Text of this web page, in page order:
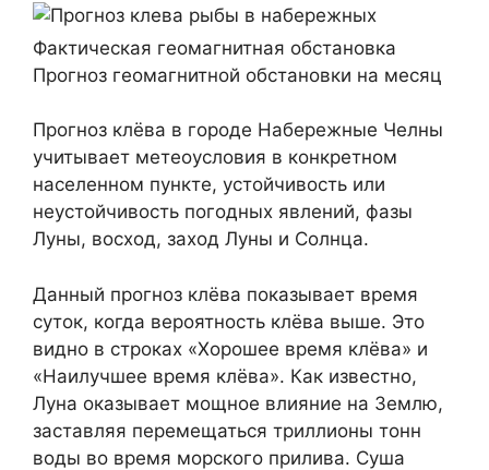
Фактическая геомагнитная обстановка
Прогноз геомагнитной обстановки на месяц
Прогноз клёва в городе Набережные Челны
учитывает метеоусловия в конкретном
населенном пункте, устойчивость или
неустойчивость погодных явлений, фазы
Луны, восход, заход Луны и Солнца.
Данный прогноз клёва показывает время
суток, когда вероятность клёва выше. Это
видно в строках «Хорошее время клёва» и
«Наилучшее время клёва». Как известно,
Луна оказывает мощное влияние на Землю,
заставляя перемещаться триллионы тонн
воды во время морского прилива. Суша